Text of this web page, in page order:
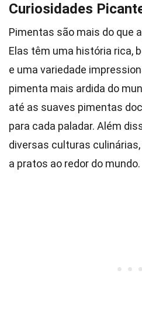
Curiosidades
Pimentas são mais do que
Elas têm uma história rica,
e uma variedade
pimenta mais ardida do
até as suaves pimentas
para cada paladar. Além
diversas culturas
a pratos ao redor do mundo.